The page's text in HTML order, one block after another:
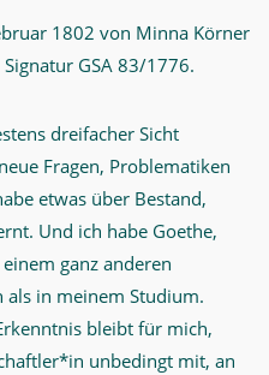
1802 von Minna Körner
GSA 83/1776.
dreifacher Sicht
Fragen, Problematiken
etwas über Bestand,
Und ich habe Goethe,
ganz anderen
in meinem Studium.
bleibt für mich,
unbedingt mit, an